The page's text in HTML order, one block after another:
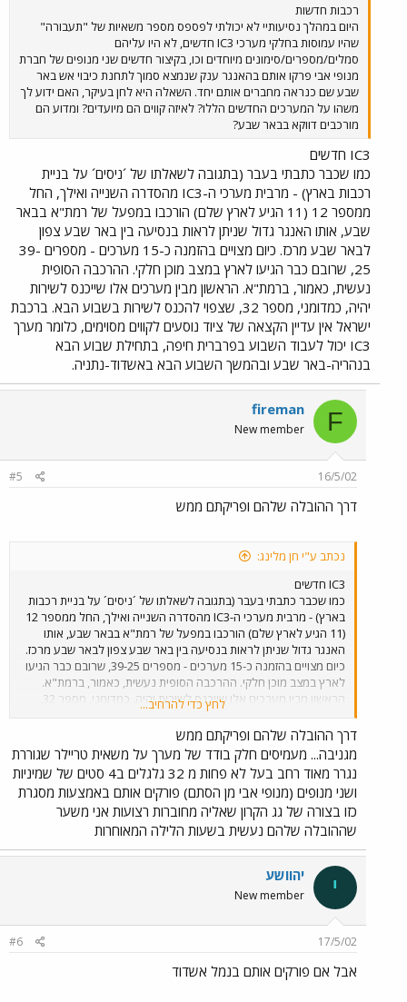
רכבות חדשות
היום במהלך נסיעותיי לא יכולתי לפספס מספר משאיות של "תעבורה"
שהיו עמוסות בחלקי מערכי IC3 חדשים, לא היו עליהם
סמלים/מספרים/סימונים מיוחדים וכו, בקיצור חדשים שני מנופים של חברת
מנופי אבי פרקו אותם בהאנגר ענק שנמצא סמוך לתחנת כיבוי אש באר
שבע שם כנראה מחברים אותם יחד. השאלה היא לחן בעיקר, האם ידוע לך
משהו על המערכים החדשים הללו? לאיזה קווים הם מיועדים? ומדוע הם
מורכבים דווקא בבאר שבע?
IC3 חדשים
כמו שכבר כתבתי בעבר (בתגובה לשאלתו של ´ניסים´ על בניית
רכבות בארץ) - מרבית מערכי ה-IC3 מהסדרה השנייה ואילך, החל
ממספר 12 (11 הגיע לארץ שלם) הורכבו במפעל של רמת"א בבאר
שבע, אותו האנגר גדול שניתן לראות בנסיעה בין באר שבע צפון
לבאר שבע מרכז. כיום מצויים בהזמנה כ-15 מערכים - מספרים 39-
25, שרובם כבר הגיעו לארץ במצב מוכן חלקי. ההרכבה הסופית
נעשית, כאמור, ברמת"א. הראשון מבין מערכים אלו שייכנס לשירות
יהיה, כמדומני, מספר 32, שצפוי להכנס לשירות בשבוע הבא. ברכבת
ישראל אין עדיין הקצאה של ציוד נוסעים לקווים מסוימים, כלומר מערך
IC3 יכול לעבוד השבוע בפרברית חיפה, בתחילת שבוע הבא
בנהריה-באר שבע ובהמשך השבוע הבא באשדוד-נתניה.
F
fireman
New member
16/5/02
#5
דרך ההובלה שלהם ופריקתם ממש
נכתב ע"י חן מלינג:
IC3 חדשים
כמו שכבר כתבתי בעבר (בתגובה לשאלתו של ´ניסים´ על בניית רכבות
בארץ) - מרבית מערכי ה-IC3 מהסדרה השנייה ואילך, החל ממספר 12
(11 הגיע לארץ שלם) הורכבו במפעל של רמת"א בבאר שבע, אותו
האנגר גדול שניתן לראות בנסיעה בין באר שבע צפון לבאר שבע מרכז.
כיום מצויים בהזמנה כ-15 מערכים - מספרים 39-25, שרובם כבר הגיעו
לארץ במצב מוכן חלקי. ההרכבה הסופית נעשית, כאמור, ברמת"א.
שצפוי להכנס לשירות בשבוע הבא. ברכבת ישראל אין עדיין הקצאה של
בפרברית חיפה, בתחילת שבוע הבא בנהריה-באר שבע ובהמשך השבוע
הבא באשדוד-נתניה.
לחץ כדי להרחיב...
דרך ההובלה שלהם ופריקתם ממש
מגניבה... מעמיסים חלק בודד של מערך על משאית טריילר שגוררת
נגרר מאוד רחב בעל לא פחות מ 32 גלגלים ב4 סטים של שמיניות
ושני מנופים (מנופי אבי מן הסתם) פורקים אותם באמצעות מסגרת
כזו בצורה של גג הקרון שאליה מחוברות רצועות אני משער
שההובלה שלהם נעשית בשעות הלילה המאוחרות
י יהוושע
New member
17/5/02
#6
אבל אם פורקים אותם בנמל אשדוד